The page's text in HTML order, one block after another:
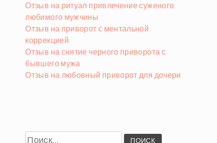
Отзыв на ритуал привлечение суженого,
любимого мужчины
Отзыв на приворот с ментальной
коррекцией
Отзыв на снятие черного приворота с
бывшего мужа
Отзыв на любовный приворот для дочери
Найти: